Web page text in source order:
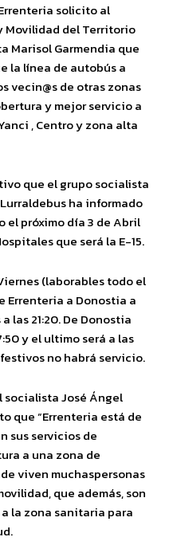
solicito al
Movilidad del Territorio
Marisol Garmendia que
la línea de autobús a
vecin@sde otras zonas
y mejor servicio a
,Centroy zona alta
que el grupo socialista
Lurraldebusha informado
próximo día 3 de Abril
que será la E-15.
(laborables todo el
Errenteria a Donostia a
las 21:20. De Donostia
y el ultimo será a las
estivos no habrá servicio.
socialistaJosé Ángel
que “Errenteria está de
sus servicios de
a una zona de
viven muchaspersonas
que además,son
la zona sanitaria para